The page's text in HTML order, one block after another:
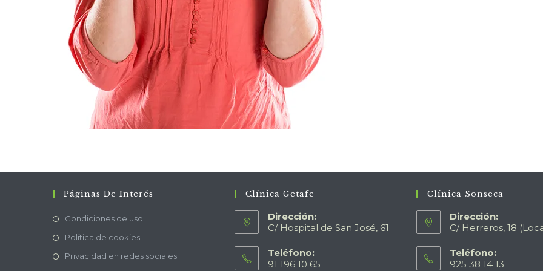
Páginas De Interés
Condiciones de uso
Política de cookies
Privacidad en redes sociales
Clínica Getafe
Dirección:
C/ Hospital de San José, 61
Teléfono:
91 196 10 65
Clínica Sonseca
Dirección:
C/ Herreros, 18
Teléfono:
925 38 14 13